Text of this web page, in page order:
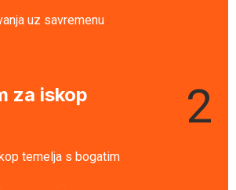
uz savremenu
za iskop
2
temelja s bogatim